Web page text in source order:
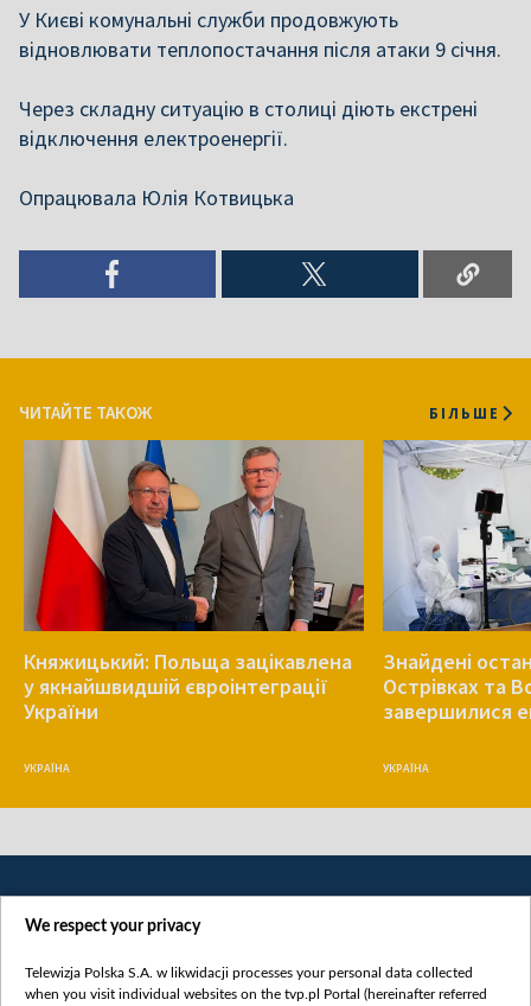
У Києві комунальні служби продовжують
відновлювати теплопостачання після атаки 9 січня.
Через складну ситуацію в столиці діють екстрені
відключення електроенергії.
Опрацювала Юлія Котвицька
ЧИТАЙТЕ ТАКОЖ БІЛЬШЕ
Княжицький: Польща зацікавлена
у якнайшвидшій євроінтеграції
України
УКРАЇНА
Знайдені
Острівках та
завершилися
УКРАЇНА
We respect your privacy
Telewizja Polska S.A. w likwidacji processes your personal data collected
when you visit individual websites on the tvp.pl Portal (hereinafter referred